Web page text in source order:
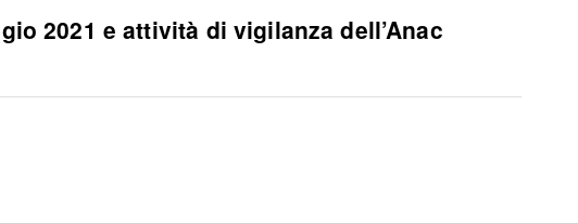
2021 e attività di vigilanza dell’Anac